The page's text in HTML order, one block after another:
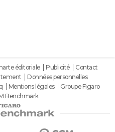
éditoriale Publicité
Contact
Données personnelles
Mentions légales
Groupe Figaro
Benchmark